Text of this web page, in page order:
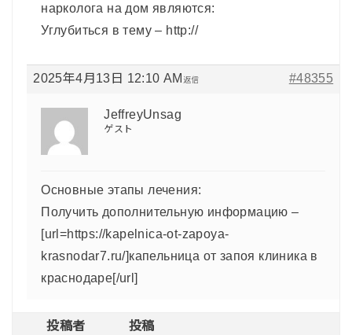
нарколога на дом являются:
Углубиться в тему – http://
2025年4月13日 12:10 AM #48355
返信
JeffreyUnsag
ゲスト
Основные этапы лечения:
Получить дополнительную информацию –
[url=https://kapelnica-ot-zapoya-
krasnodar7.ru/]капельница от запоя клиника в
краснодаре[/url]
投稿者 投稿